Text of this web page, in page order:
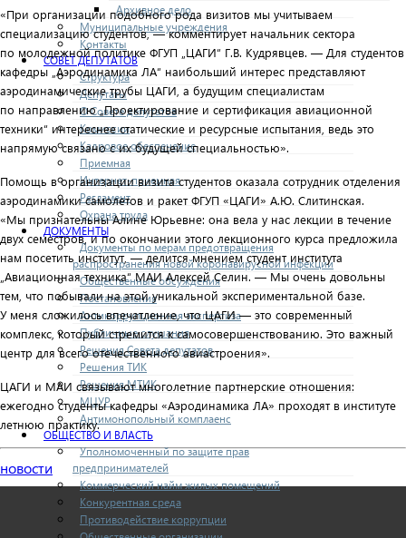
Архивное дело
Муниципальные учреждения
Контакты
СОВЕТ ДЕПУТАТОВ
Структура
Депутаты
О Совете депутатов
Комиссии
Кадровое обеспечение
Приемная
Интернет-приемная
Регламент
Охрана труда
ДОКУМЕНТЫ
Документы по мерам предотвращения
распространения новой коронавирусной инфекции
Общественные обсуждения
Постановления
Антикоррупционная экспертиза
Публичные слушания
Решения Совета депутатов
Решения ТИК
Решения МТИК
МЦУР
Антимонопольный комплаенс
ОБЩЕСТВО И ВЛАСТЬ
Уполномоченный по защите прав
предпринимателей
Коммерческий найм жилых помещений
Конкурентная среда
Противодействие коррупции
«При организации подобного рода визитов мы учитываем
специализацию студентов, — комментирует начальник сектора
по молодежной политике ФГУП „ЦАГИ“ Г.В. Кудрявцев. — Для студентов
кафедры „Аэродинамика ЛА“ наибольший интерес представляют
аэродинамические трубы ЦАГИ, а будущим специалистам
по направлению „Проектирование и сертификация авиационной
техники“ интереснее статические и ресурсные испытания, ведь это
напрямую связано с их будущей специальностью».
Помощь в организации визита студентов оказала сотрудник отделения
аэродинамики самолетов и ракет ФГУП «ЦАГИ» А.Ю. Слитинская.
«Мы признательны Алине Юрьевне: она вела у нас лекции в течение
двух семестров, и по окончании этого лекционного курса предложила
нам посетить институт, — делится мнением студент института
„Авиационная техника“ МАИ Алексей Селин. — Мы очень довольны
тем, что побывали на этой уникальной экспериментальной базе.
У меня сложилось впечатление, что ЦАГИ — это современный
комплекс, который стремится к самосовершенствованию. Это важный
центр для всего отечественного авиастроения».
ЦАГИ и МАИ связывают многолетние партнерские отношения:
ежегодно студенты кафедры «Аэродинамика ЛА» проходят в институте
летнюю практику.
новости